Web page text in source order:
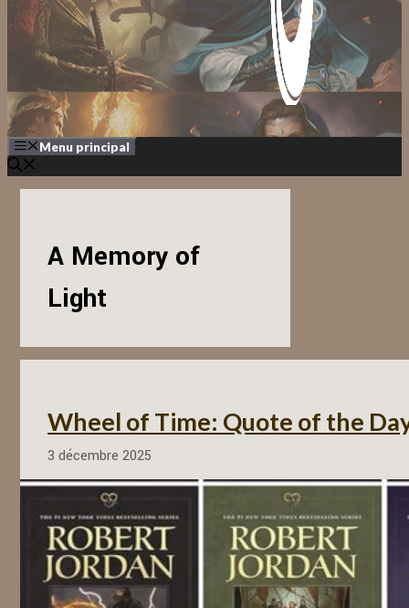
Menu principal
A Memory of
Light
Wheel of Time: Quote of the
3 décembre 2025